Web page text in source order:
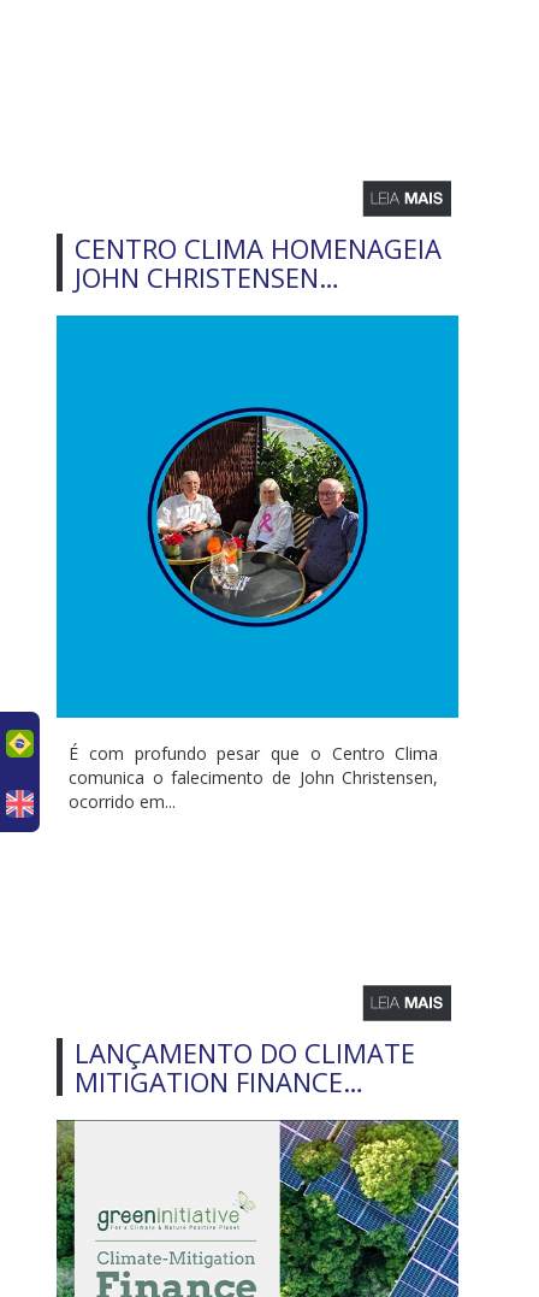
CENTRO CLIMA HOMENAGEIA
JOHN CHRISTENSEN…
É com profundo pesar que o Centro Clima
comunica o falecimento de John Christensen,
ocorrido em...
LANÇAMENTO DO CLIMATE
MITIGATION FINANCE…